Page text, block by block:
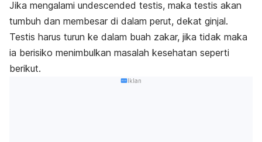
Jika mengalami undescended testis, maka testis akan
tumbuh dan membesar di dalam perut, dekat ginjal.
Testis harus turun ke dalam buah zakar, jika tidak maka
ia berisiko menimbulkan masalah kesehatan seperti
berikut.
Iklan